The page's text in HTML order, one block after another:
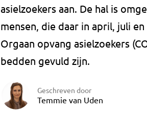
asielzoekers aan. De hal is
mensen, die daar in april, juli
Orgaan opvang asielzoekers
bedden gevuld zijn.
Geschreven door
Temmie van Uden